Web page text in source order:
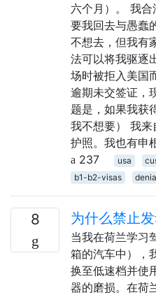
六个月）。 我合
要我回去与愚蠢
不想去，但我有
法可以将我驱逐
场时被拒入美国
逾期未交签证，
题是，如果我获
我不想要） 我来
护照。我也有申
237
usa
b1-b2-visas
8 为什么禁止
当我在荷兰学习
箱的汽车中），
换至低速档并使
器的磨损。在荷